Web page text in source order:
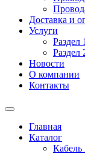
Доставка и
Услуги
Раздел 1
Раздел
Новости
О компании
Контакты
Главная
Каталог
Кабель